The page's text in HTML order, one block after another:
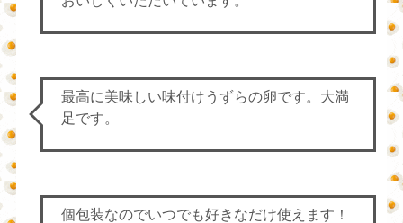
最高に美味しい味付けうずらの卵です。大満
足です。
個包装なのでいつでも好きなだけ使えます！